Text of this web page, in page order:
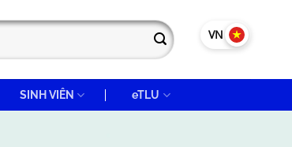
VN EN
SINH VIÊN eTLU